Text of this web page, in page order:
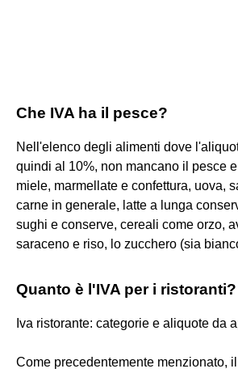
Che IVA ha il pesce?
Nell'elenco degli alimenti dove
quindi al 10%, non mancano il pesce e
miele, marmellate e confettura, uova,
carne in generale, latte a lunga
sughi e conserve, cereali come orzo,
saraceno e riso, lo zucchero (sia
Quanto è l'IVA per i ristoranti?
Iva ristorante: categorie e aliquote da
Come precedentemente menzionato,